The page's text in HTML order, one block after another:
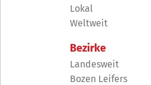
Lokal
Weltweit
Bezirke
Landesweit
Bozen Leifers